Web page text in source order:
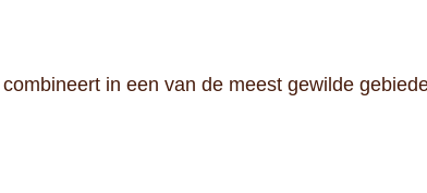
in een van de meest gewilde